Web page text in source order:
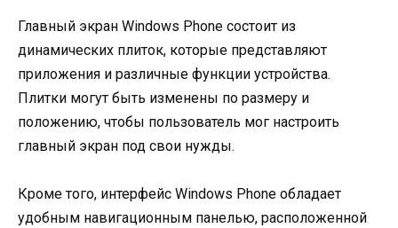
Главный экран Windows Phone состоит из
динамических плиток, которые представляют
приложения и различные функции устройства.
Плитки могут быть изменены по размеру и
положению, чтобы пользователь мог настроить
главный экран под свои нужды.
Кроме того, интерфейс Windows Phone обладает
удобным навигационным панелью, расположенной